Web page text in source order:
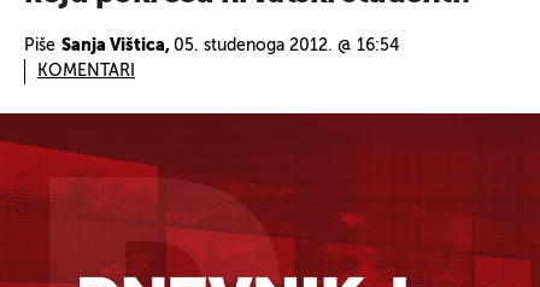
Piše Sanja Vištica, 05. studenoga 2012. @ 16:54
KOMENTARI